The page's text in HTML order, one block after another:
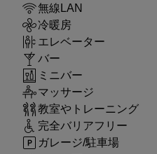
無線LAN
冷暖房
エレベーター
バー
ミニバー
マッサージ
教室やトレーニング
完全バリアフリー
ガレージ/駐車場